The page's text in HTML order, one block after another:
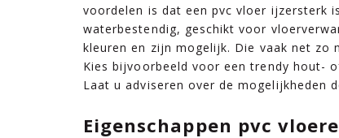
voordelen is dat een pvc vloer ijzersterk
waterbestendig, geschikt voor
kleuren en zijn mogelijk. Die vaak net
Kies bijvoorbeeld voor een trendy hout-
Laat u adviseren over de mogelijkheden
Eigenschappen pvc